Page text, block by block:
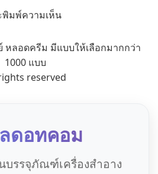
พิมพ์ความเห็น
หลอดครีม มีแบบให้เลือกมากกว่า
1000 แบบ
reserved
ดอทคอม
บรรจุภัณฑ์เครื่องสำอาง